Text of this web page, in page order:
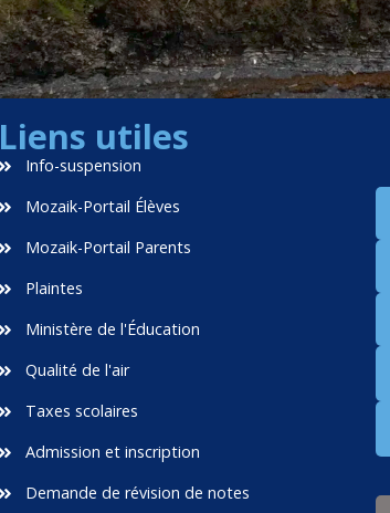
Liens utiles
Info-suspension
Mozaik-Portail Élèves
Mozaik-Portail Parents
Plaintes
Ministère de l'Éducation
Qualité de l'air
Taxes scolaires
Admission et inscription
Demande de révision de notes